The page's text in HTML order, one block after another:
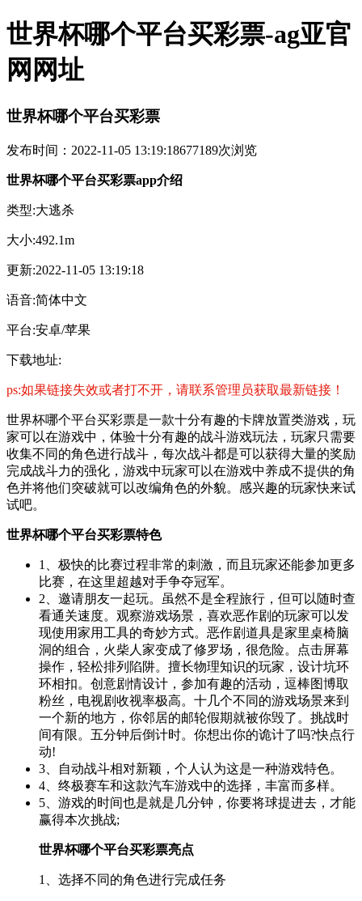
世界杯哪个平台买彩票-ag亚官
网网址
世界杯哪个平台买彩票
发布时间：2022-11-05 13:19:18677189次浏览
世界杯哪个平台买彩票app介绍
类型:大逃杀
大小:492.1m
更新:2022-11-05 13:19:18
语音:简体中文
平台:安卓/苹果
下载地址:
ps:如果链接失效或者打不开，请联系管理员获取最新链接！
世界杯哪个平台买彩票是一款十分有趣的卡牌放置类游戏，玩
家可以在游戏中，体验十分有趣的战斗游戏玩法，玩家只需要
收集不同的角色进行战斗，每次战斗都是可以获得大量的奖励
完成战斗力的强化，游戏中玩家可以在游戏中养成不提供的角
色并将他们突破就可以改编角色的外貌。感兴趣的玩家快来试
试吧。
世界杯哪个平台买彩票特色
1、极快的比赛过程非常的刺激，而且玩家还能参加更多
比赛，在这里超越对手争夺冠军。
2、邀请朋友一起玩。虽然不是全程旅行，但可以随时查
看通关速度。观察游戏场景，喜欢恶作剧的玩家可以发
现使用家用工具的奇妙方式。恶作剧道具是家里桌椅脑
洞的组合，火柴人家变成了修罗场，很危险。点击屏幕
操作，轻松排列陷阱。擅长物理知识的玩家，设计坑环
环相扣。创意剧情设计，参加有趣的活动，逗棒图博取
粉丝，电视剧收视率极高。十几个不同的游戏场景来到
一个新的地方，你邻居的邮轮假期就被你毁了。挑战时
间有限。五分钟后倒计时。你想出你的诡计了吗?快点行
动!
3、自动战斗相对新颖，个人认为这是一种游戏特色。
4、终极赛车和这款汽车游戏中的选择，丰富而多样。
5、游戏的时间也是就是几分钟，你要将球提进去，才能
赢得本次挑战;
世界杯哪个平台买彩票亮点
1、选择不同的角色进行完成任务